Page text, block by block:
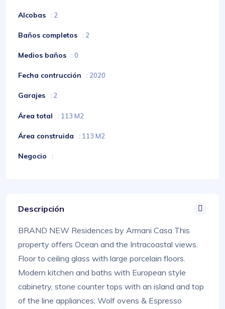
Alcobas : 2
Baños completos : 2
Medios baños : 0
Fecha contrucción : 2020
Garajes : 2
Área total : 113 M2
Área construida : 113 M2
Negocio :
Descripción
BRAND NEW Residences by Armani Casa This
property offers Ocean and the Intracoastal views.
Floor to ceiling glass with large porcelain floors.
Modern kitchen and baths with European style
cabinetry, stone counter tops with an island and top
of the line appliances; Wolf ovens & Espresso